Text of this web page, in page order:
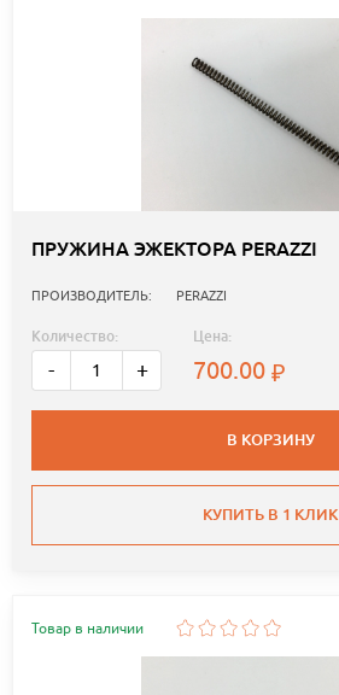
ПРУЖИНА ЭЖЕКТОРА PERAZZI
ПРОИЗВОДИТЕЛЬ: PERAZZI
Количество:
- +
Цена:
700.00
В КОРЗИНУ
КУПИТЬ В 1 КЛИК
Товар в наличии